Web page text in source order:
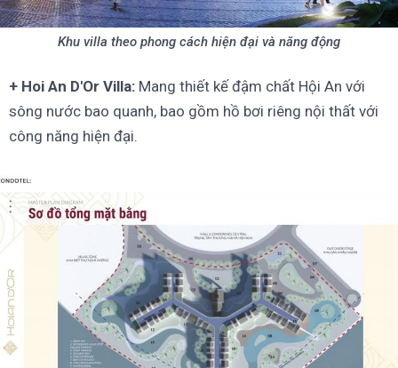
Khu villa theo phong cách hiện đại và năng động
+ Hoi An D'Or Villa: Mang thiết kế đậm chất Hội An với
sông nước bao quanh, bao gồm hồ bơi riêng nội thất với
công năng hiện đại.